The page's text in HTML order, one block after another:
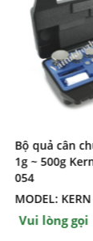
Bộ quả
Kern Code
MODEL:
Vui lòng